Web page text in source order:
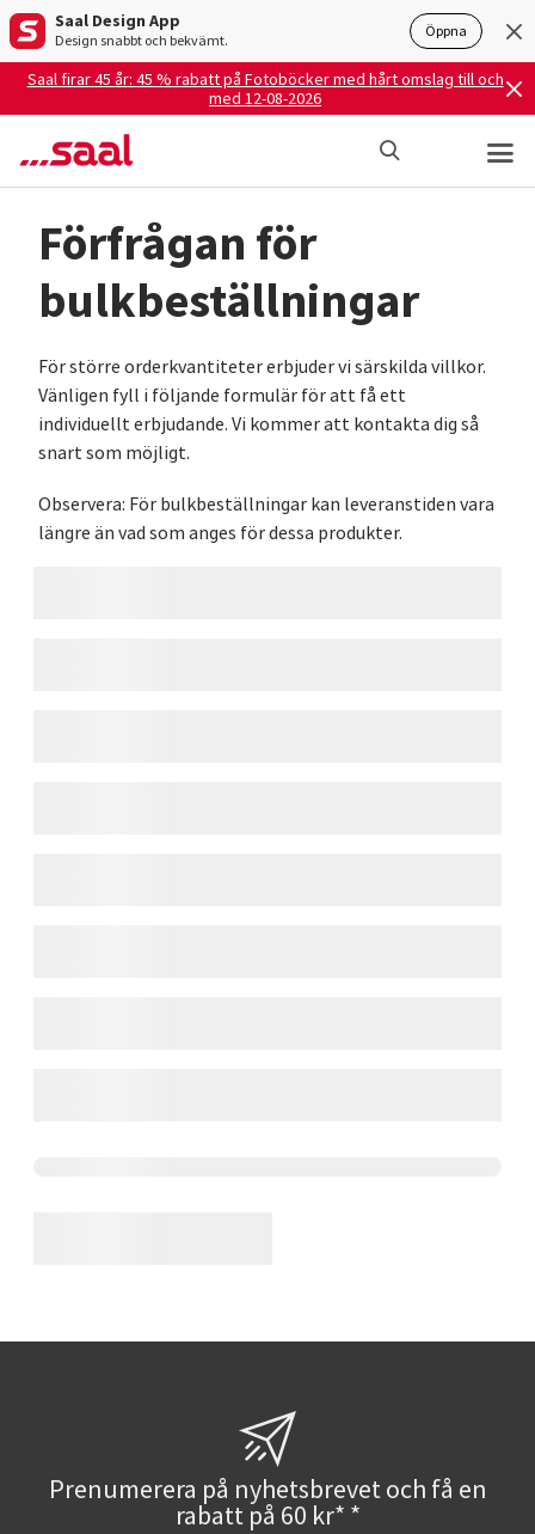
Saal Design App
Design snabbt och bekvämt. Öppna
Saal firar 45 år: 45 % rabatt på Fotoböcker med hårt omslag till och
med 12-08-2026
Förfrågan för
bulkbeställningar
För större orderkvantiteter erbjuder vi särskilda villkor.
Vänligen fyll i följande formulär för att få ett
individuellt erbjudande. Vi kommer att kontakta dig så
snart som möjligt.
Observera: För bulkbeställningar kan leveranstiden vara
längre än vad som anges för dessa produkter.
Prenumerera på nyhetsbrevet och få en
rabatt på 60 kr* *